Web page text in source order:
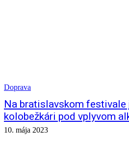
Doprava
Na bratislavskom
kolobežkári pod vplyvom
10. mája 2023